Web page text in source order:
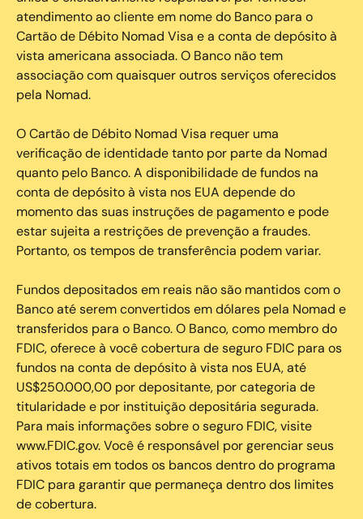
atendimento ao cliente em nome do Banco para o
Cartão de Débito Nomad Visa e a conta de depósito à
vista americana associada. O Banco não tem
associação com quaisquer outros serviços oferecidos
pela Nomad.
O Cartão de Débito Nomad Visa requer uma
verificação de identidade tanto por parte da Nomad
quanto pelo Banco. A disponibilidade de fundos na
conta de depósito à vista nos EUA depende do
momento das suas instruções de pagamento e pode
estar sujeita a restrições de prevenção a fraudes.
Portanto, os tempos de transferência podem variar.
Fundos depositados em reais não são mantidos com o
Banco até serem convertidos em dólares pela Nomad e
transferidos para o Banco. O Banco, como membro do
FDIC, oferece à você cobertura de seguro FDIC para os
fundos na conta de depósito à vista nos EUA, até
US$250.000,00 por depositante, por categoria de
titularidade e por instituição depositária segurada.
Para mais informações sobre o seguro FDIC, visite
www.FDIC.gov. Você é responsável por gerenciar seus
ativos totais em todos os bancos dentro do programa
FDIC para garantir que permaneça dentro dos limites
de cobertura.